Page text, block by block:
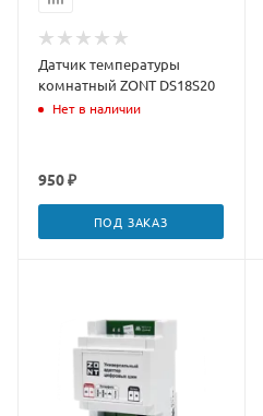
Датчик температуры
комнатный ZONT DS18S20
Нет в наличии
950 ₽
ПОД ЗАКАЗ